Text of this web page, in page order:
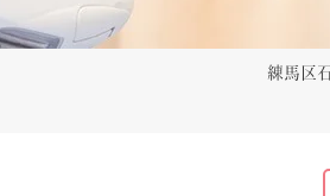
練馬区